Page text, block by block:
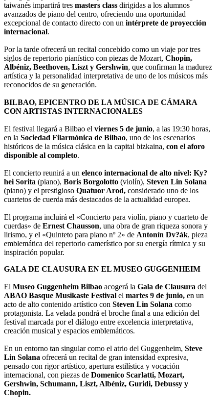
taiwanés impartirá tres masters class dirigidas a los alumnos
avanzados de piano del centro, ofreciendo una oportunidad
excepcional de contacto directo con un intérprete de proyección
internacional.
Por la tarde ofrecerá un recital concebido como un viaje por tres
siglos de repertorio pianístico con piezas de Mozart, Chopin,
Albéniz, Beethoven, Liszt y Gershwin, que confirman la madurez
artística y la personalidad interpretativa de uno de los músicos más
reconocidos de su generación.
BILBAO, EPICENTRO DE LA MÚSICA DE CÁMARA
CON ARTISTAS INTERNACIONALES
El festival llegará a Bilbao el viernes 5 de junio, a las 19:30 horas,
en la Sociedad Filarmónica de Bilbao, uno de los escenarios
históricos de la música clásica en la capital bizkaina, con el aforo
disponible al completo.
El concierto reunirá a un elenco internacional de alto nivel: Ky?
hei Sorita (piano), Boris Borgolotto (violín), Steven Lin Solana
(piano) y el prestigioso Quatuor Arod, considerado uno de los
cuartetos de cuerda más destacados de la actualidad europea.
El programa incluirá el «Concierto para violín, piano y cuarteto de
cuerdas» de Ernest Chausson, una obra de gran riqueza sonora y
lirismo, y el «Quinteto para piano nº 2» de Antonín Dv?ák, pieza
emblemática del repertorio camerístico por su energía rítmica y su
inspiración popular.
GALA DE CLAUSURA EN EL MUSEO GUGGENHEIM
El Museo Guggenheim Bilbao acogerá la Gala de Clausura del
ABAO Basque Musikaste Festival el martes 9 de junio, en un
acto de alto contenido artístico con Steven Lin Solana como
protagonista. La velada pondrá el broche final a una edición del
festival marcada por el diálogo entre excelencia interpretativa,
creación musical y espacios emblemáticos.
En un entorno tan singular como el atrio del Guggenheim, Steve
Lin Solana ofrecerá un recital de gran intensidad expresiva,
pensado con rigor artístico, apertura estilística y vocación
internacional, con piezas de Domenico Scarlatti, Mozart,
Gershwin, Schumann, Liszt, Albéniz, Guridi, Debussy y
Chopin.